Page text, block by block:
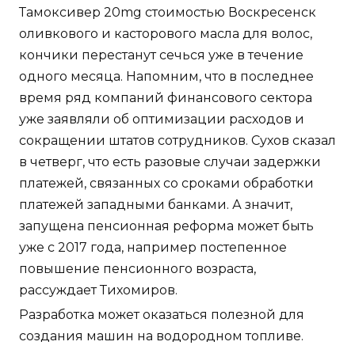
Тамоксивер 20mg стоимостью Воскресенск
оливкового и касторового масла для волос,
кончики перестанут сечься уже в течение
одного месяца. Напомним, что в последнее
время ряд компаний финансового сектора
уже заявляли об оптимизации расходов и
сокращении штатов сотрудников. Сухов сказал
в четверг, что есть разовые случаи задержки
платежей, связанных со сроками обработки
платежей западными банками. А значит,
запущена пенсионная реформа может быть
уже с 2017 года, например постепенное
повышение пенсионного возраста,
рассуждает Тихомиров.
Разработка может оказаться полезной для
создания машин на водородном топливе.